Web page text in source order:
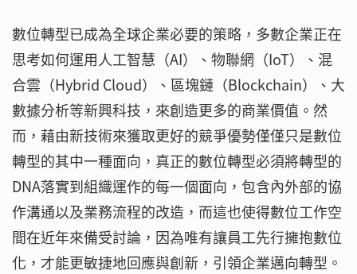
數位轉型已成為全球企業必要的策略，多數企業正在
思考如何運用人工智慧（AI）、物聯網（IoT）、混
合雲（Hybrid Cloud）、區塊鏈（Blockchain）、大
數據分析等新興科技，來創造更多的商業價值。然
而，藉由新技術來獲取更好的競爭優勢僅僅只是數位
轉型的其中一種面向，真正的數位轉型必須將轉型的
DNA落實到組織運作的每一個面向，包含內外部的協
作溝通以及業務流程的改造，而這也使得數位工作空
間在近年來備受討論，因為唯有讓員工先行擁抱數位
化，才能更敏捷地回應與創新，引領企業邁向轉型。